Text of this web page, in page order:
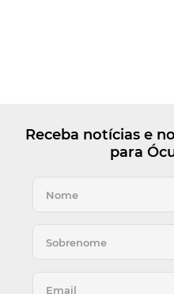
Receba notícias e
para